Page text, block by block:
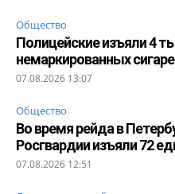
Общество
Полицейские изъяли 4
немаркированных
07.08.2026 13:07
Общество
Во время рейда в
Росгвардии изъяли 72
07.08.2026 12:51